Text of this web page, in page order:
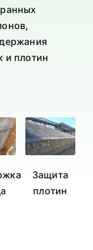
и плотин
Защита
плотин